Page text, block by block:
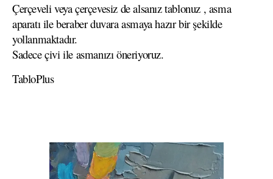
Çerçeveli veya çerçevesiz de alsanız tablonuz , asma
aparatı ile beraber duvara asmaya hazır bir şekilde
yollanmaktadır.
Sadece çivi ile asmanızı öneriyoruz.
TabloPlus